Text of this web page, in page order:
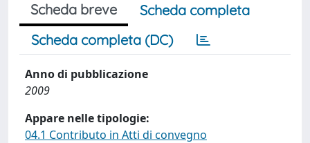
Scheda breve
Scheda completa
Scheda completa (DC)
Anno di pubblicazione
2009
Appare nelle tipologie:
04.1 Contributo in Atti di convegno